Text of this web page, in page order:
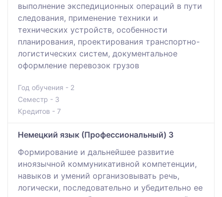
выполнение экспедиционных операций в пути
следования, применение техники и
технических устройств, особенности
планирования, проектирования транспортно-
логистических систем, документальное
оформление перевозок грузов
Год обучения - 2
Семестр - 3
Кредитов - 7
Немецкий язык (Профессиональный) 3
Формирование и дальнейшее развитие
иноязычной коммуникативной компетенции,
навыков и умений организовывать речь,
логически, последовательно и убедительно ее